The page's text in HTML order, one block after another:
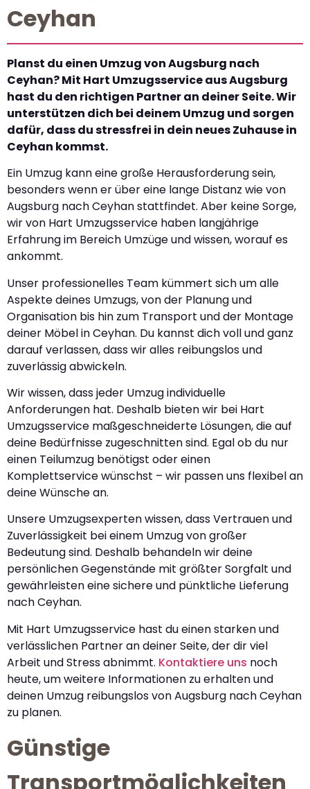
Ceyhan
Planst du einen Umzug von Augsburg nach
Ceyhan? Mit Hart Umzugsservice aus Augsburg
hast du den richtigen Partner an deiner Seite. Wir
unterstützen dich bei deinem Umzug und sorgen
dafür, dass du stressfrei in dein neues Zuhause in
Ceyhan kommst.
Ein Umzug kann eine große Herausforderung sein,
besonders wenn er über eine lange Distanz wie von
Augsburg nach Ceyhan stattfindet. Aber keine Sorge,
wir von Hart Umzugsservice haben langjährige
Erfahrung im Bereich Umzüge und wissen, worauf es
ankommt.
Unser professionelles Team kümmert sich um alle
Aspekte deines Umzugs, von der Planung und
Organisation bis hin zum Transport und der Montage
deiner Möbel in Ceyhan. Du kannst dich voll und ganz
darauf verlassen, dass wir alles reibungslos und
zuverlässig abwickeln.
Wir wissen, dass jeder Umzug individuelle
Anforderungen hat. Deshalb bieten wir bei Hart
Umzugsservice maßgeschneiderte Lösungen, die auf
deine Bedürfnisse zugeschnitten sind. Egal ob du nur
einen Teilumzug benötigst oder einen
Komplettservice wünschst – wir passen uns flexibel an
deine Wünsche an.
Unsere Umzugsexperten wissen, dass Vertrauen und
Zuverlässigkeit bei einem Umzug von großer
Bedeutung sind. Deshalb behandeln wir deine
persönlichen Gegenstände mit größter Sorgfalt und
gewährleisten eine sichere und pünktliche Lieferung
nach Ceyhan.
Mit Hart Umzugsservice hast du einen starken und
verlässlichen Partner an deiner Seite, der dir viel
Arbeit und Stress abnimmt. Kontaktiere uns noch
heute, um weitere Informationen zu erhalten und
deinen Umzug reibungslos von Augsburg nach Ceyhan
zu planen.
Günstige
Transportmöglichkeiten